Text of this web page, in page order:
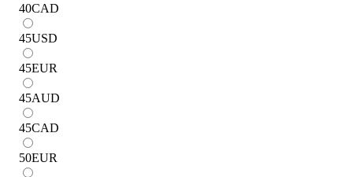
40CAD
45USD
45EUR
45AUD
45CAD
50EUR